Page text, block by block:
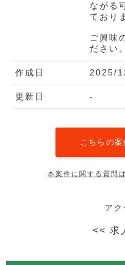
ながる
ており
ご興味
ださい。
作成日 2025/
更新日 -
こちらの
本案件に関する質問
ア
<< 求